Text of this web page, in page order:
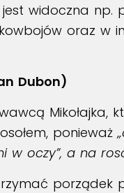
widoczna np.
oraz w
Dubon)
Mikołajka,
ponieważ
w oczy”, a na
porządek